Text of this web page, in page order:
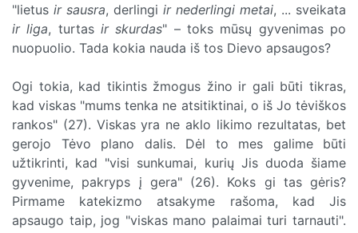
"lietus ir sausra, derlingi ir nederlingi metai, ... sveikata
ir liga, turtasir skurdas" – toks mūsų gyvenimas po
nuopuolio. Tada kokia nauda iš tos Dievo apsaugos?
Ogi tokia, kad tikintis žmogus žino ir gali būti tikras,
kad viskas "mums tenka ne atsitiktinai, o iš Jo tėviškos
rankos" (27). Viskas yra ne aklo likimo rezultatas, bet
gerojo Tėvo plano dalis. Dėl to mes galime būti
užtikrinti, kad "visi sunkumai, kurių Jis duoda šiame
gyvenime, pakryps į gera" (26). Koks gi tas gėris?
Pirmame katekizmo atsakyme rašoma, kad Jis
apsaugo taip, jog "viskas mano palaimai turi tarnauti".